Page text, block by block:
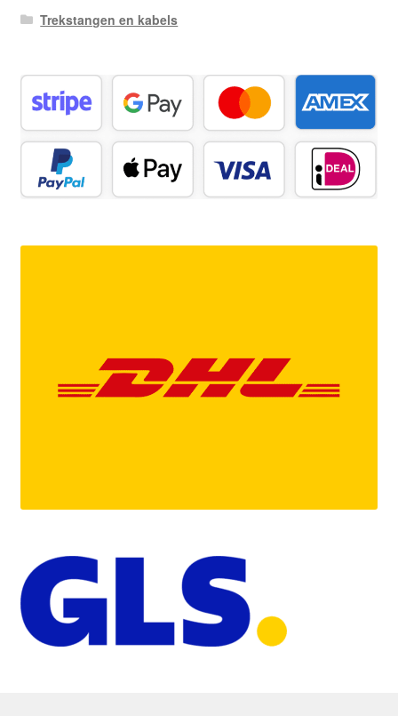
Trekstangen en kabels